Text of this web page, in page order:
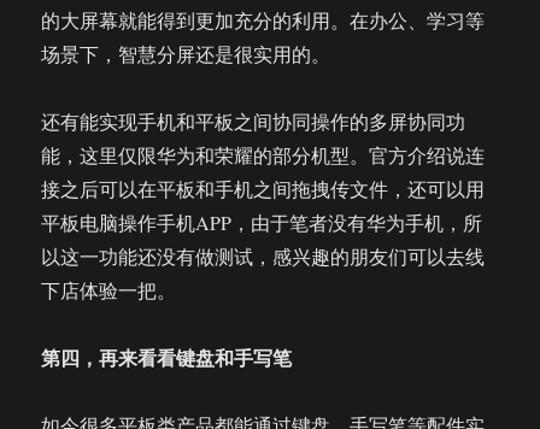
的大屏幕就能得到更加充分的利用。在办公、学习等
场景下，智慧分屏还是很实用的。
还有能实现手机和平板之间协同操作的多屏协同功
能，这里仅限华为和荣耀的部分机型。官方介绍说连
接之后可以在平板和手机之间拖拽传文件，还可以用
平板电脑操作手机APP，由于笔者没有华为手机，所
以这一功能还没有做测试，感兴趣的朋友们可以去线
下店体验一把。
第四，再来看看键盘和手写笔